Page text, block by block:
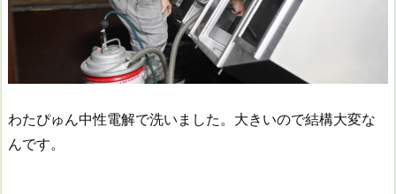
わたぴゅん中性電解で洗いました。大きいので結構大変な
んです。